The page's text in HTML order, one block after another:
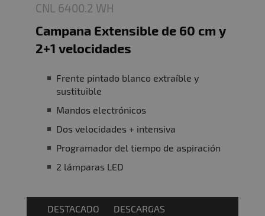
CNL 6400.2 WH
Campana Extensible de 60 cm y
2+1 velocidades
Frente pintado blanco extraíble y
sustituible
Mandos electrónicos
Dos velocidades + intensiva
Programador del tiempo de aspiración
2 lámparas LED
DESTACADO DESCARGAS